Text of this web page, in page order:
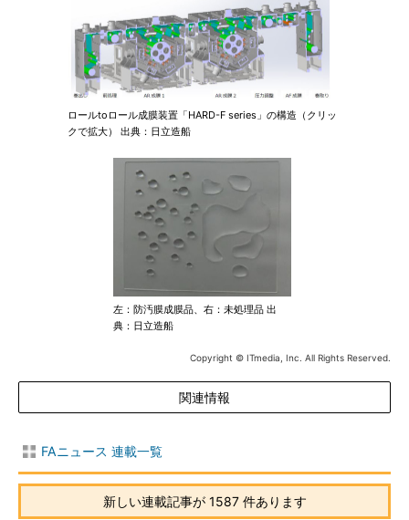
ロールtoロール成膜装置「HARD-F series」の構造（クリッ
クで拡大） 出典：日立造船
左：防汚膜成膜品、右：未処理品 出
典：日立造船
Copyright © ITmedia, Inc. All Rights Reserved.
関連情報
FAニュース 連載一覧
新しい連載記事が 1587 件あります